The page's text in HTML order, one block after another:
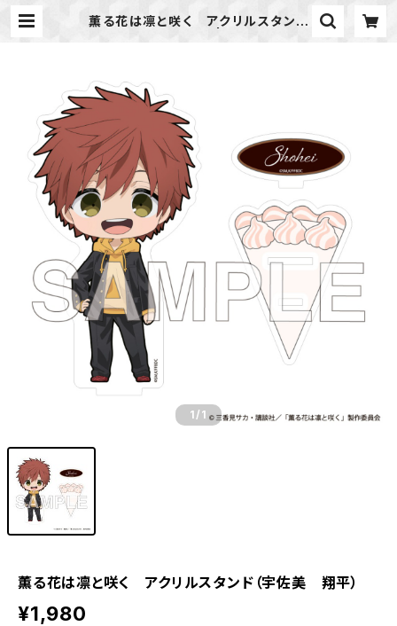
薫る花は凛と咲く アクリルスタンド
1 /1
薫る花は凛と咲く アクリルスタンド（宇佐美 翔平）
¥1,980